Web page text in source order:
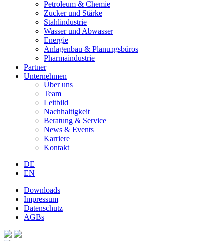
Petroleum & Chemie
Zucker und Stärke
Stahlindustrie
Wasser und Abwasser
Energie
Anlagenbau & Planungsbüros
Pharmaindustrie
Partner
Unternehmen
Über uns
Team
Leitbild
Nachhaltigkeit
Beratung & Service
News & Events
Karriere
Kontakt
DE
EN
Downloads
Impressum
Datenschutz
AGBs